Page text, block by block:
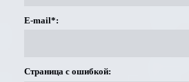
E-mail*:
Страница с ошибкой: